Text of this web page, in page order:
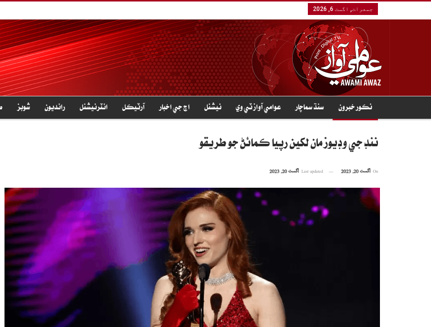
جمعرات, اگست 6, 2026
نڪور خبرون سنڌ سماچار عوامي آواز ٽي وي نيشنل اڄ جي اخبار آرٽيڪل انٽرنيشنل رانديون شوبز
ننڊ جي وڊيوز مان لکين رپيا ڪمائڻ جو طريقو
اگست 20, 2023 اگست 20, 2023